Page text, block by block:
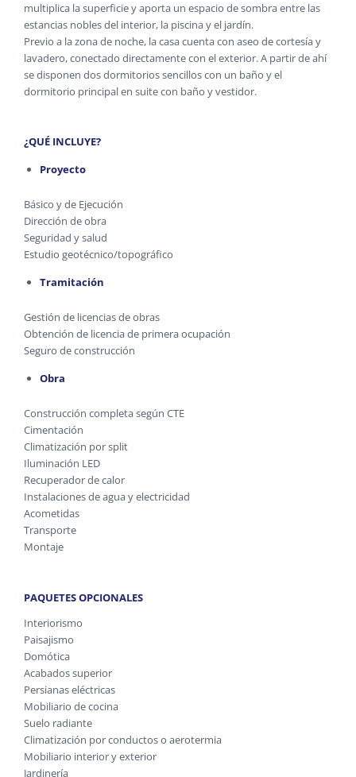
multiplica la superficie y aporta un espacio de sombra entre las
estancias nobles del interior, la piscina y el jardín.
Previo a la zona de noche, la casa cuenta con aseo de cortesía y
lavadero, conectado directamente con el exterior. A partir de ahí
se disponen dos dormitorios sencillos con un baño y el
dormitorio principal en suite con baño y vestidor.
¿QUÉ INCLUYE?
Proyecto
Básico y de Ejecución
Dirección de obra
Seguridad y salud
Estudio geotécnico/topográfico
Tramitación
Gestión de licencias de obras
Obtención de licencia de primera ocupación
Seguro de construcción
Obra
Construcción completa según CTE
Cimentación
Climatización por split
Iluminación LED
Recuperador de calor
Instalaciones de agua y electricidad
Acometidas
Transporte
Montaje
PAQUETES OPCIONALES
Interiorismo
Paisajismo
Domótica
Acabados superior
Persianas eléctricas
Mobiliario de cocina
Suelo radiante
Climatización por conductos o aerotermia
Mobiliario interior y exterior
Jardinería